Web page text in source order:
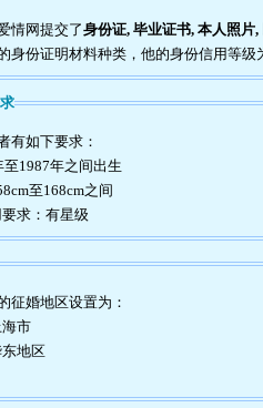
情网提交了身份证, 毕业证书, 本人照片
身份证明材料种类，他的身份信用等级
有如下要求：
至1987年之间出生
至168cm之间
求：有星级
征婚地区设置为：
市
地区